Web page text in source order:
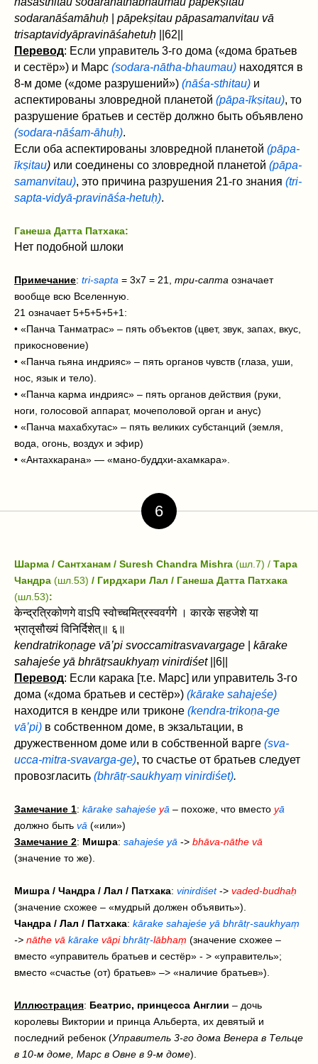
sodaranāśamāhuḥ
pāpekṣitau pāpasamanvitau vā
trisaptavidyāpravināśahetuḥ
||62||
Перевод: Если управитель 3-го дома («дома братьев
и сестёр») и Марс (sodara-nātha-bhaumau) находятся в
8-м доме («доме разрушений») (nāśa-sthitau) и
аспектированы зловредной планетой (pāpa-īkṣitau), то
разрушение братьев и сестёр должно быть объявлено
(sodara-nāśam-āhuḥ).
Если оба аспектированы зловредной планетой (pāpa-
īkṣitau) или соединены со зловредной планетой (pāpa-
samanvitau), это причина разрушения 21-го знания (tri-
sapta-vidyā-pravināśa-hetuḥ).
Ганеша Датта Патхака:
Нет подобной шлоки
Примечание: tri-sapta = 3х7 = 21, три-сапта означает
вообще всю Вселенную.
21 означает 5+5+5+5+1:
• «Панча Танматрас» – пять объектов (цвет, звук, запах, вкус,
прикосновение)
• «Панча гьяна индрияс» – пять органов чувств (глаза, уши,
нос, язык и тело).
• «Панча карма индрияс» – пять органов действия (руки,
ноги, голосовой аппарат, мочеполовой орган и анус)
• «Панча махабхутас» – пять великих субстанций (земля,
вода, огонь, воздух и эфир)
• «Антахкарана» — «мано-буддхи-ахамкара».
6
Шарма / Сантханам / Suresh Chandra Mishra (шл.7) / Тара
Чандра (шл.53) / Гирдхари Лал / Ганеша Датта Патхака
(шл.53):
केन्द्रत्रिकोणगे वाऽपि स्वोच्चमित्रस्ववर्गगे । कारके सहजेशे या
भ्रातृसौख्यं विनिर्दिशेत्‌॥ ६॥
kendratrikoṇage vā’pi svoccamitrasvavargage
kārake
sahajeśe yā bhrātṛsaukhyaṃ vinirdiśet‌
||6||
Перевод: Если карака [т.е. Марс] или управитель 3-го
дома («дома братьев и сестёр») (kārake sahajeśe)
находится в кендре или триконе (kendra-trikoṇa-ge
vā’pi) в собственном доме, в экзальтации, в
дружественном доме или в собственной варге (sva-
ucca-mitra-svavarga-ge), то счастье от братьев следует
провозгласить (bhrātṛ-saukhyaṃ vinirdiśet‌).
Замечание 1: kārake sahajeśe yā – похоже, что вместо yā
должно быть vā («или»)
Замечание 2: Мишра: sahajeśe yā -> bhāva-nāthe vā
(значение то же).
Мишра / Чандра / Лал / Патхака: vinirdiśet‌ -> vaded-budhaḥ
(значение схожее – «мудрый должен объявить»).
Чандра / Лал / Патхака: kārake sahajeśe yā bhrātṛ-saukhyaṃ
-> nāthe vā kārake vāpibhrātṛ-lābhaṃ (значение схожее –
вместо «управитель братьев и сестёр» - > «управитель»;
вместо «счастье (от) братьев» –> «наличие братьев»).
Иллюстрация: Беатрис, принцесса Англии – дочь
королевы Виктории и принца Альберта, их девятый и
последний ребенок (Управитель 3-го дома Венера в Тельце
в 10-м доме, Марс в Овне в 9-м доме).